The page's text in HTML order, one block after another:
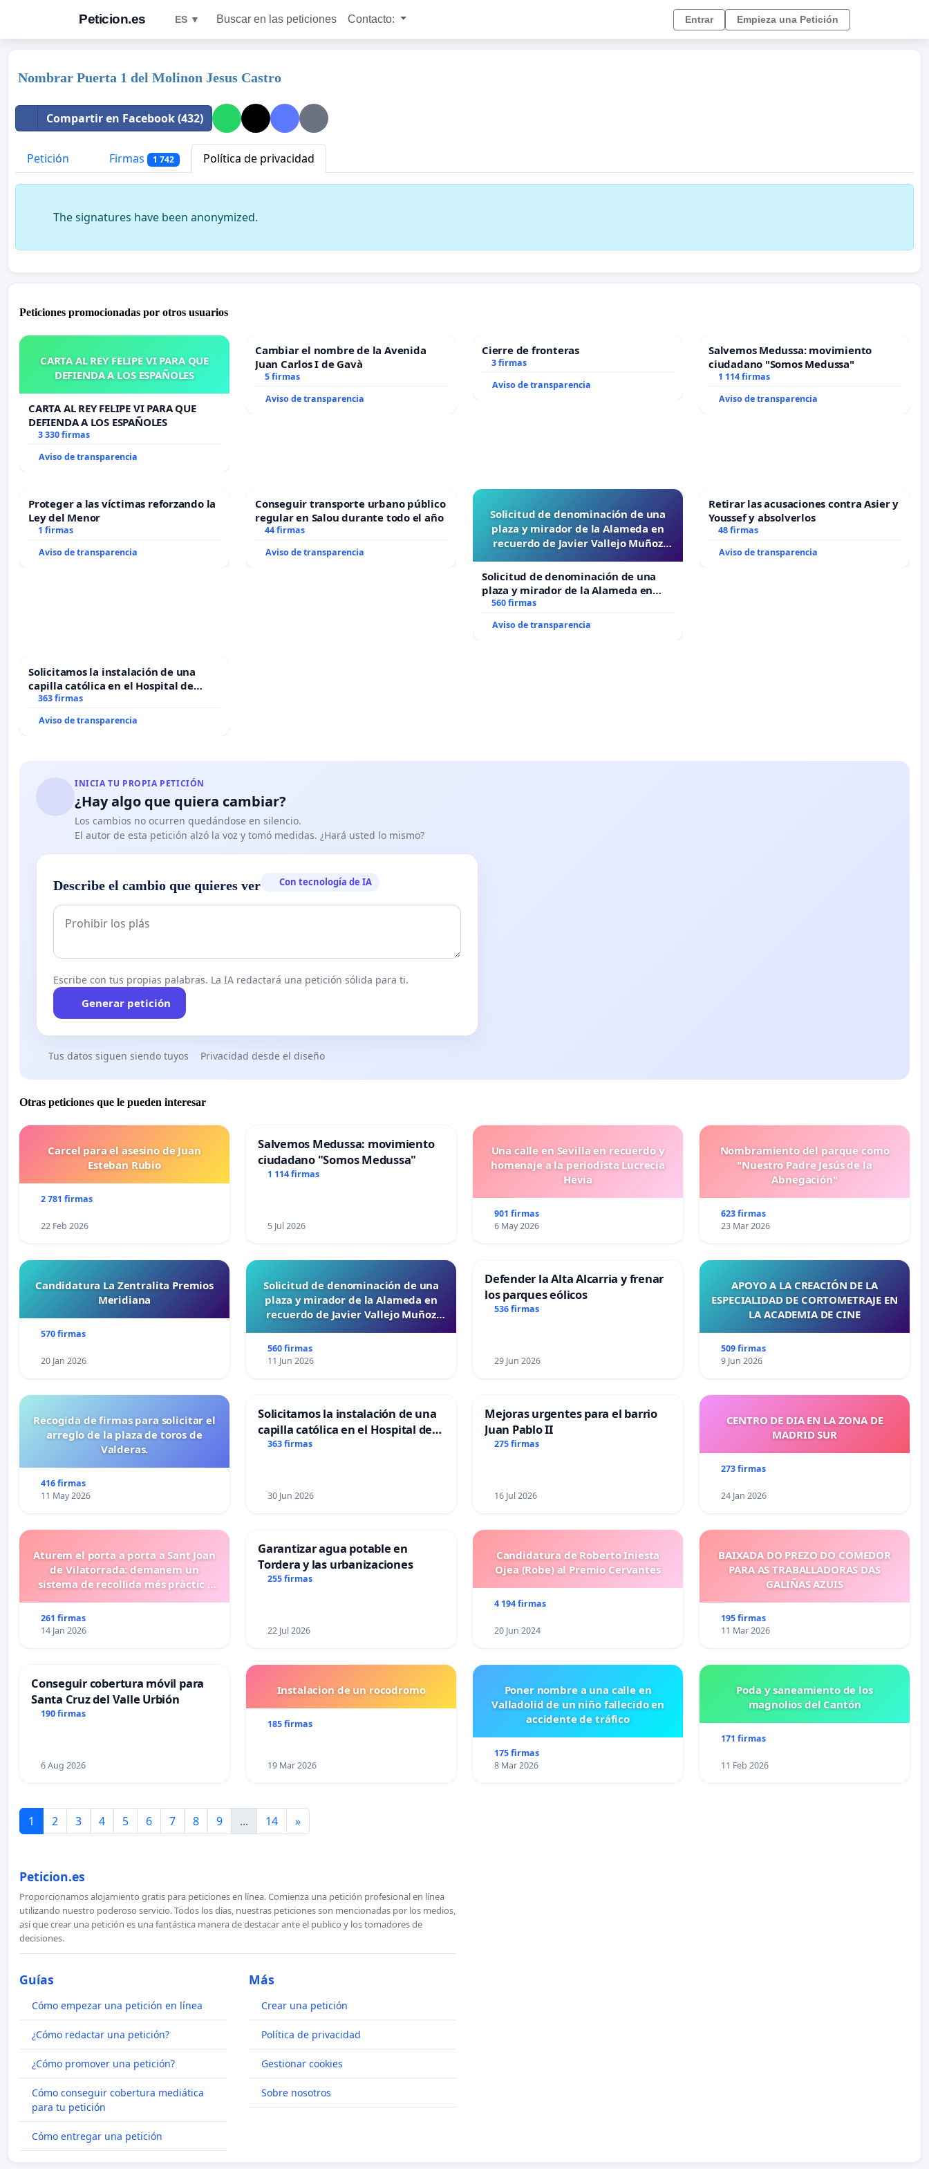
Peticion.es ES ▼ Buscar en las peticiones Contacto: Entrar Empieza una Petición
Nombrar Puerta 1 del Molinon Jesus Castro
Compartir en Facebook (432)
Petición Firmas 1 742 Política de privacidad
The signatures have been anonymized.
Peticiones promocionadas por otros usuarios
CARTA AL REY FELIPE VI PARA QUE
DEFIENDA A LOS ESPAÑOLES
CARTA AL REY FELIPE VI PARA QUE
DEFIENDA A LOS ESPAÑOLES
3 330 firmas
Aviso de transparencia
Cambiar el nombre de la Avenida
Juan Carlos I de Gavà
5 firmas
Aviso de transparencia
Cierre de fronteras
3 firmas
Aviso de transparencia
Salvemos Medussa: movimiento
ciudadano "Somos Medussa"
1 114 firmas
Aviso de transparencia
Proteger a las víctimas reforzando la
Ley del Menor
1 firmas
Aviso de transparencia
Conseguir transporte urbano público
regular en Salou durante todo el año
44 firmas
Aviso de transparencia
Solicitud de denominación de una
plaza y mirador de la Alameda en
recuerdo de Javier Vallejo Muñoz
Solicitud de denominación de una
plaza y mirador de la Alameda en
recuerdo de Javier Vallejo Muñoz
560 firmas
Aviso de transparencia
Retirar las acusaciones contra Asier y
Youssef y absolverlos
48 firmas
Aviso de transparencia
Solicitamos la instalación de una
capilla católica en el Hospital de
Alcañiz
363 firmas
Aviso de transparencia
INICIA TU PROPIA PETICIÓN
¿Hay algo que quiera cambiar?
Los cambios no ocurren quedándose en silencio.
El autor de esta petición alzó la voz y tomó medidas. ¿Hará usted lo mismo?
Describe el cambio que quieres ver Con tecnología de IA
Escribe con tus propias palabras. La IA redactará una petición sólida para ti.
Generar petición
Tus datos siguen siendo tuyos Privacidad desde el diseño
Otras peticiones que le pueden interesar
Carcel para el asesino de Juan
Esteban Rubio
2 781 firmas
22 Feb 2026
Salvemos Medussa: movimiento
ciudadano "Somos Medussa"
1 114 firmas
5 Jul 2026
Una calle en Sevilla en recuerdo y
homenaje a la periodista Lucrecia
Hevia
901 firmas
6 May 2026
Nombramiento del parque como
"Nuestro Padre Jesús de la
Abnegación"
623 firmas
23 Mar 2026
Candidatura La Zentralita Premios
Meridiana
570 firmas
20 Jan 2026
Solicitud de denominación de una
plaza y mirador de la Alameda en
recuerdo de Javier Vallejo Muñoz
560 firmas
11 Jun 2026
Defender la Alta Alcarria y frenar
los parques eólicos
536 firmas
29 Jun 2026
APOYO A LA CREACIÓN DE LA
ESPECIALIDAD DE CORTOMETRAJE EN
LA ACADEMIA DE CINE
509 firmas
9 Jun 2026
Recogida de firmas para solicitar el
arreglo de la plaza de toros de
Valderas.
416 firmas
11 May 2026
Solicitamos la instalación de una
capilla católica en el Hospital de
Alcañiz
363 firmas
30 Jun 2026
Mejoras urgentes para el barrio
Juan Pablo II
275 firmas
16 Jul 2026
CENTRO DE DIA EN LA ZONA DE
MADRID SUR
273 firmas
24 Jan 2026
Aturem el porta a porta a Sant Joan
de Vilatorrada: demanem un
sistema de recollida més pràctic i
261 firmas
14 Jan 2026
Garantizar agua potable en
Tordera y las urbanizaciones
255 firmas
22 Jul 2026
Candidatura de Roberto Iniesta
Ojea (Robe) al Premio Cervantes
4 194 firmas
20 Jun 2024
BAIXADA DO PREZO DO COMEDOR
PARA AS TRABALLADORAS DAS
GALIÑAS AZUIS
195 firmas
11 Mar 2026
Conseguir cobertura móvil para
Santa Cruz del Valle Urbión
190 firmas
6 Aug 2026
Instalacion de un rocodromo
185 firmas
19 Mar 2026
Poner nombre a una calle en
Valladolid de un niño fallecido en
accidente de tráfico
175 firmas
8 Mar 2026
Poda y saneamiento de los
magnolios del Cantón
171 firmas
11 Feb 2026
1 2 3 4 5 6 7 8 9 ... 14 »
Peticion.es
Proporcionamos alojamiento gratis para peticiones en línea. Comienza una petición profesional en línea
utilizando nuestro poderoso servicio. Todos los días, nuestras peticiones son mencionadas por los medios,
así que crear una petición es una fantástica manera de destacar ante el publico y los tomadores de
decisiones.
Guías
Cómo empezar una petición en línea
¿Cómo redactar una petición?
¿Cómo promover una petición?
Cómo conseguir cobertura mediática
para tu petición
Cómo entregar una petición
Más
Crear una petición
Política de privacidad
Gestionar cookies
Sobre nosotros